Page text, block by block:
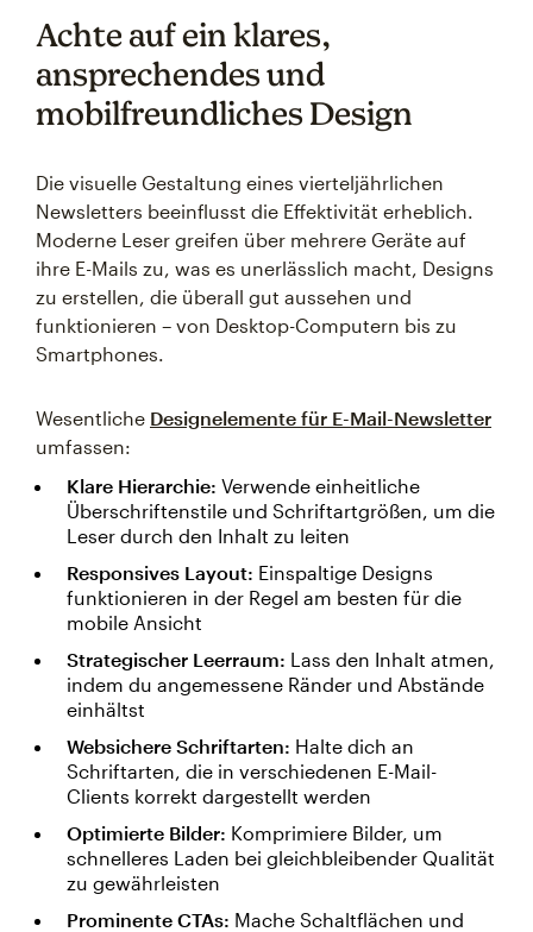
Achte auf ein klares,
ansprechendes und
mobilfreundliches Design
Die visuelle Gestaltung eines vierteljährlichen
Newsletters beeinflusst die Effektivität erheblich.
Moderne Leser greifen über mehrere Geräte auf
ihre E-Mails zu, was es unerlässlich macht, Designs
zu erstellen, die überall gut aussehen und
funktionieren – von Desktop-Computern bis zu
Smartphones.
Wesentliche Designelemente für E-Mail-Newsletter
umfassen:
Klare Hierarchie: Verwende einheitliche
Überschriftenstile und Schriftartgrößen, um die
Leser durch den Inhalt zu leiten
Responsives Layout: Einspaltige Designs
funktionieren in der Regel am besten für die
mobile Ansicht
Strategischer Leerraum: Lass den Inhalt atmen,
indem du angemessene Ränder und Abstände
einhältst
Websichere Schriftarten: Halte dich an
Schriftarten, die in verschiedenen E-Mail-
Clients korrekt dargestellt werden
Optimierte Bilder: Komprimiere Bilder, um
schnelleres Laden bei gleichbleibender Qualität
zu gewährleisten
Prominente CTAs: Mache Schaltflächen und